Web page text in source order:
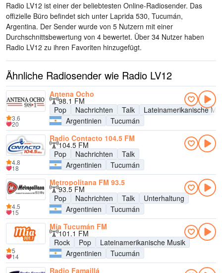
Radio LV12 ist einer der beliebtesten Online-Radiosender. Das
offizielle Büro befindet sich unter Laprida 530, Tucumán,
Argentina. Der Sender wurde von 5 Nutzern mit einer
Durchschnittsbewertung von 4 bewertet. Über 34 Nutzer haben
Radio LV12 zu ihren Favoriten hinzugefügt.
Ähnliche Radiosender wie Radio LV12
Antena Ocho
98.1 FM
Pop
Nachrichten Talk
Lateinamerikanische
Argentinien
Tucumán
3.6
20
Radio Contacto 104.5 FM
104.5 FM
Pop
Nachrichten
Talk
Argentinien
Tucumán
4.8
18
Metropolitana FM 93.5
93.5 FM
Pop
Nachrichten Talk
Unterhaltung
Argentinien
Tucumán
4.5
15
Mía Tucumán FM
101.1 FM
Rock
Pop
Lateinamerikanische Musik
Argentinien
Tucumán
5
14
Radio Famaillá